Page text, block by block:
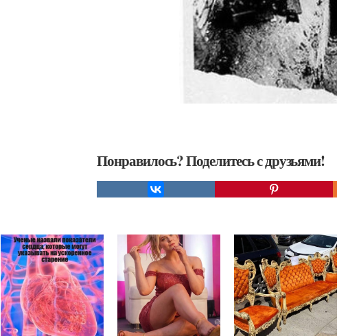
Понравилось? Поделитесь с друзьями!